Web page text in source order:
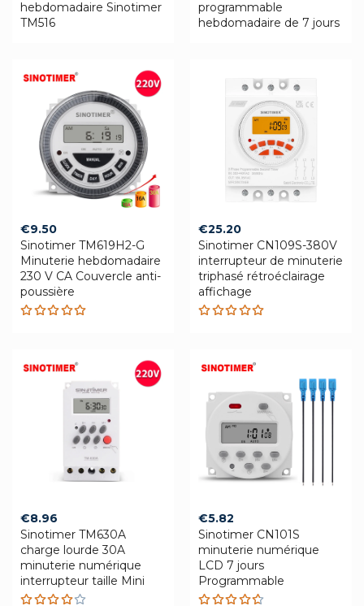
€9.74.€5.40.
hebdomadaire Sinotimer
TM516
programmable
hebdomadaire de 7 jours
€9.50
Sinotimer TM619H2-G
Minuterie hebdomadaire
230 V CA Couvercle anti-
poussière
€25.20
Sinotimer CN109S-380V
interrupteur de minuterie
triphasé rétroéclairage
affichage
€8.96
Sinotimer TM630A
charge lourde 30A
minuterie numérique
interrupteur taille Mini
€5.82
Sinotimer CN101S
minuterie numérique
LCD 7 jours
Programmable